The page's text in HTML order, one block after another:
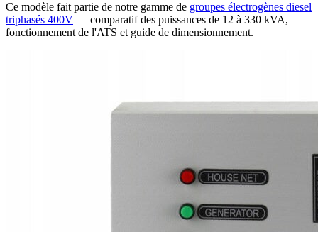
Ce modèle fait partie de notre gamme de groupes électrogènes diesel
triphasés 400V — comparatif des puissances de 12 à 330 kVA,
fonctionnement de l'ATS et guide de dimensionnement.